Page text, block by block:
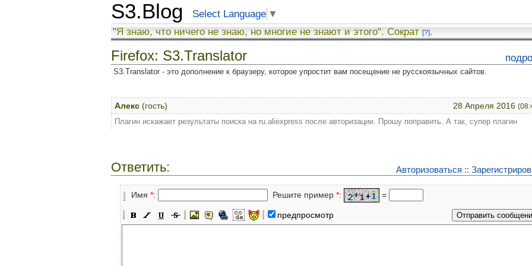
S3.Blog Select Language ▼
"Я знаю, что ничего не знаю, но многие не знают и этого". Сократ [?].
Firefox: S3.Translator
S3.Translator - это дополнение к браузеру, которое упростит вам посещение не русскоязычных сайтов.
28 Апреля 2016
Алекс (гость)
Плагин искажает результаты поиска на ru.aliexpress после авторизации. Прошу поправить. А так, супер плагин
Авторизоваться ::
Ответить:
Имя *: Решите пример *: =
предпросмотр